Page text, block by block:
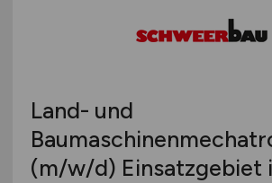
Land- und
(m/w/d) Einsatzgebiet